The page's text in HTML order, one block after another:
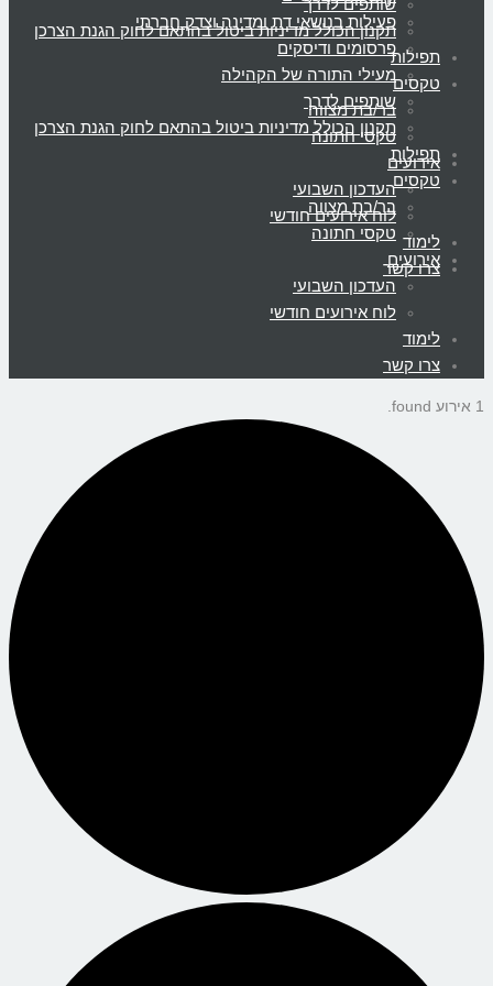
שותפים לדרך
תקנון הכולל מדיניות ביטול בהתאם לחוק הגנת הצרכן
תפילות
טקסים
בר/בת מצווה
טקסי חתונה
אירועים
העדכון השבועי
לוח אירועים חודשי
לימוד
צרו קשר
פעילות בנושאי דת ומדינה וצדק חברתי
פרסומים ודיסקים
מעילי התורה של הקהילה
שותפים לדרך
תקנון הכולל מדיניות ביטול בהתאם לחוק הגנת הצרכן
תפילות
טקסים
בר/בת מצווה
טקסי חתונה
אירועים
העדכון השבועי
לוח אירועים חודשי
לימוד
צרו קשר
1 אירוע found.